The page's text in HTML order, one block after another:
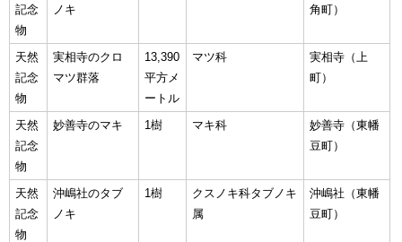
記念
物
ノキ
角町）
天然
記念
物
実相寺のクロ
マツ群落
13,390
平方メ
ートル
マツ科
実相寺（上
町）
天然
記念
物
妙善寺のマキ 1樹 マキ科
妙善寺（東幡
豆町）
天然
記念
物
沖嶋社のタブ
ノキ
1樹
クスノキ科タブノキ
属
沖嶋社（東幡
豆町）